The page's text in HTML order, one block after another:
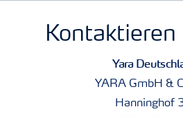
Kontaktieren
Yara
YARA GmbH &
Hanninghof